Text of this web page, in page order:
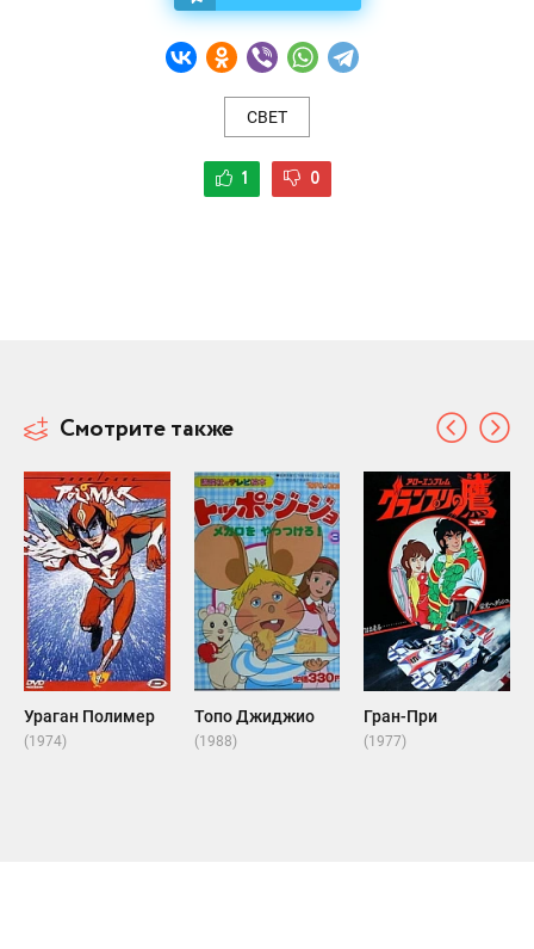
СВЕТ
1 0
Смотрите также
Ураган Полимер
(1974)
Топо Джиджио
(1988)
Гран-При
(1977)